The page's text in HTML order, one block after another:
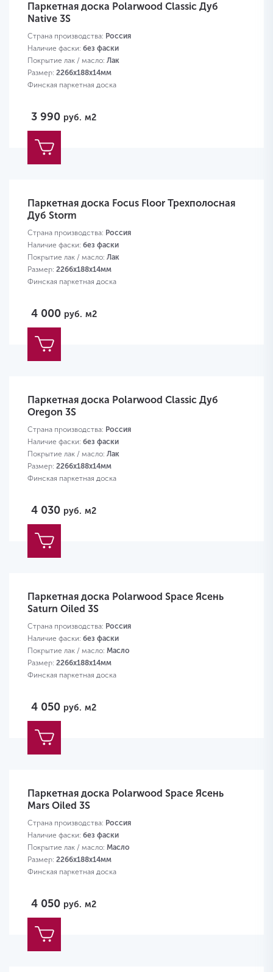
Паркетная доска Polarwood Classic Дуб
Native 3S
Страна производства: Россия
Наличие фаски: без фаски
Покрытие лак / масло: Лак
Размер: 2266х188х14мм
Финская паркетная доска
3 990 руб. м2
Паркетная доска Focus Floor Трехполосная
Дуб Storm
Страна производства: Россия
Наличие фаски: без фаски
Покрытие лак / масло: Лак
Размер: 2266х188х14мм
Финская паркетная доска
4 000 руб. м2
Паркетная доска Polarwood Classic Дуб
Oregon 3S
Страна производства: Россия
Наличие фаски: без фаски
Покрытие лак / масло: Лак
Размер: 2266х188х14мм
Финская паркетная доска
4 030 руб. м2
Паркетная доска Polarwood Space Ясень
Saturn Oiled 3S
Страна производства: Россия
Наличие фаски: без фаски
Покрытие лак / масло: Масло
Размер: 2266х188х14мм
Финская паркетная доска
4 050 руб. м2
Паркетная доска Polarwood Space Ясень
Mars Oiled 3S
Страна производства: Россия
Наличие фаски: без фаски
Покрытие лак / масло: Масло
Размер: 2266х188х14мм
Финская паркетная доска
4 050 руб. м2